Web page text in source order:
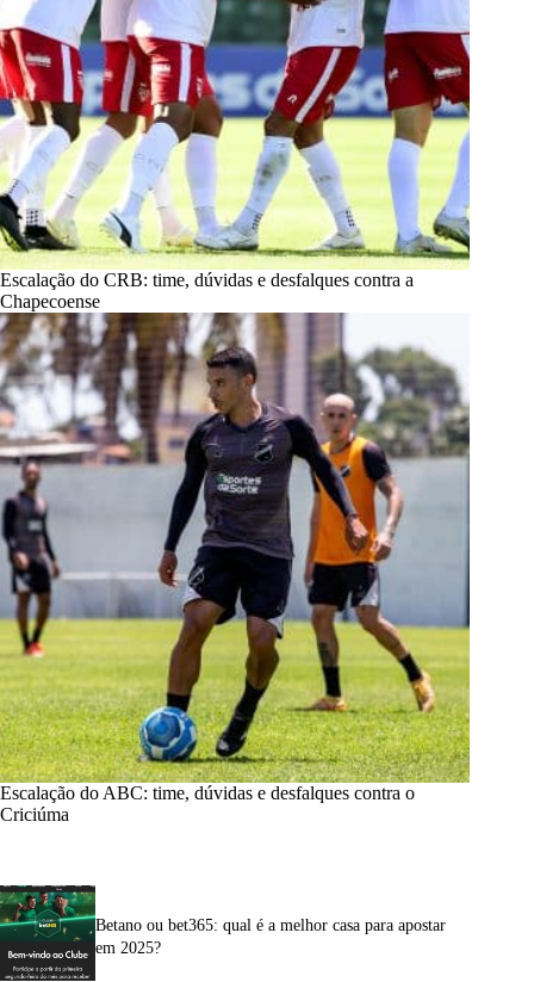
Escalação do CRB: time, dúvidas e desfalques contra a
Chapecoense
Escalação do ABC: time, dúvidas e desfalques contra o
Criciúma
Betano ou bet365: qual é a melhor casa para apostar
em 2025?